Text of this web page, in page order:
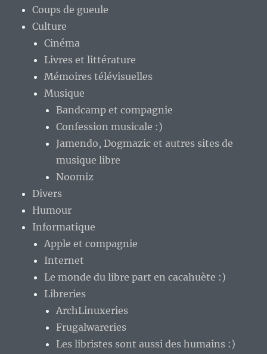
Coups de gueule
Culture
Cinéma
Livres et littérature
Mémoires télévisuelles
Musique
Bandcamp et compagnie
Confession musicale :)
Jamendo, Dogmazic et autres sites de
musique libre
Noomiz
Divers
Humour
Informatique
Apple et compagnie
Internet
Le monde du libre part en cacahuète :)
Libreries
ArchLinuxeries
Frugalwareries
Les libristes sont aussi des humains :)